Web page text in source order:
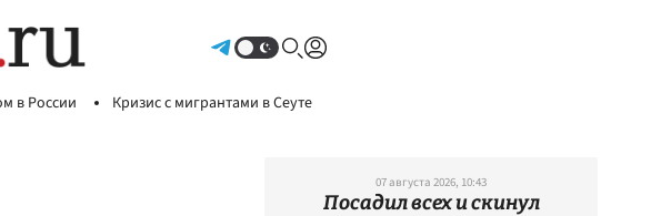
в России Кризис с мигрантами в Сеуте
07 августа 2026, 10:43
Посадил всех и скинул